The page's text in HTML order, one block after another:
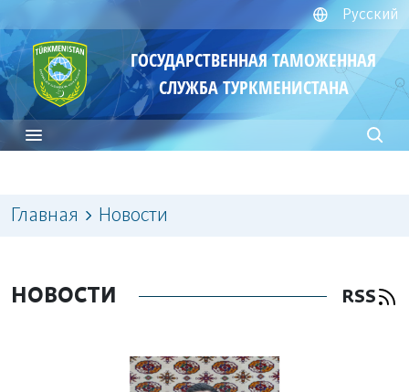
Русский
ГОСУДАРСТВЕННАЯ ТАМОЖЕННАЯ
СЛУЖБА ТУРКМЕНИСТАНА
Главная Новости
НОВОСТИ RSS